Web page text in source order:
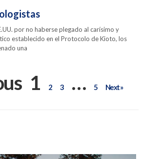
por no haberse plegado al carísimo y
establecido en el Protocolo de Kioto, los
una
1 2 3 … 5 Next »